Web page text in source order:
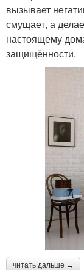
вызывает
смущает, а
настоящему
защищённости.
читать дальше →